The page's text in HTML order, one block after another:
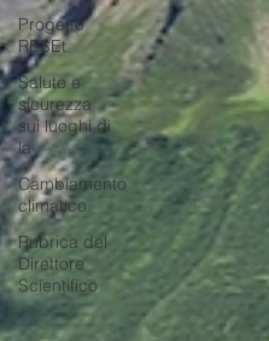
Progetto
RESEt
Salute e
sicurezza
sui luoghi di
la
Cambiamento
climatico
Rubrica del
Direttore
Scientifico